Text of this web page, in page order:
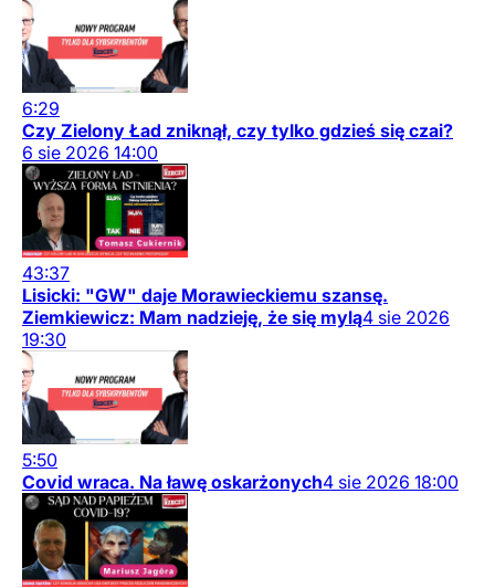
6:29
Czy Zielony Ład zniknął, czy tylko gdzieś się czai?
6 sie 2026 14:00
43:37
Lisicki: "GW" daje Morawieckiemu szansę.
Ziemkiewicz: Mam nadzieję, że się mylą4 sie 2026
19:30
5:50
Covid wraca. Na ławę oskarżonych4 sie 2026 18:00